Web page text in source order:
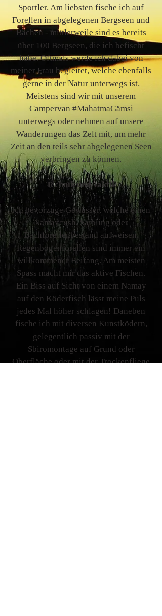
Sportler. Am liebsten fische ich auf
Forellen in abgelegenen Bergseen und
Bächen - mittlerweile sind es bereits
über 100 Bergseen, die ich befischt
habe. Oftmals werde ich dabei von
meiner Frau begleitet, welche ebenfalls
gerne in der Natur unterwegs ist.
Meistens sind wir mit unserem
Campervan #MahatmaGämsi
unterwegs oder nehmen auf unsere
Wanderungen das Zelt mit, um mehr
Zeit an den teils sehr abgelegenen Seen
verbringen zu können.
Technik und Taktik
Ich bevorzuge Gewässer, welche einen
Namaycush, Saibling oder
Bachforellenbestand aufweisen.
Regenbogenforellen sind immer ein
willkommener Beifang. Am meisten
Spass macht mir das aktive Fischen.
Ein Biss auf Sicht von einem Namay
auf den Köderfisch lässt meine Puls
jedes Mal höher schlagen! Daneben
fische ich mit diversen Kunstködern,
gelegentlich passiv mit der
Sbiromontage auf Grund oder
Oberfläche oder mit der Trockenfliege